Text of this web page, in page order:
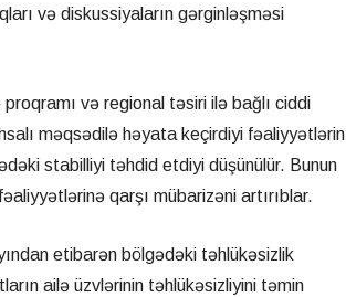
və diskussiyaların gərginləşməsi
və regional təsiri ilə bağlı ciddi
məqsədilə həyata keçirdiyi fəaliyyətlərin
stabilliyi təhdid etdiyi düşünülür. Bunun
qarşı mübarizəni artırıblar.
etibarən bölgədəki təhlükəsizlik
ailə üzvlərinin təhlükəsizliyini təmin